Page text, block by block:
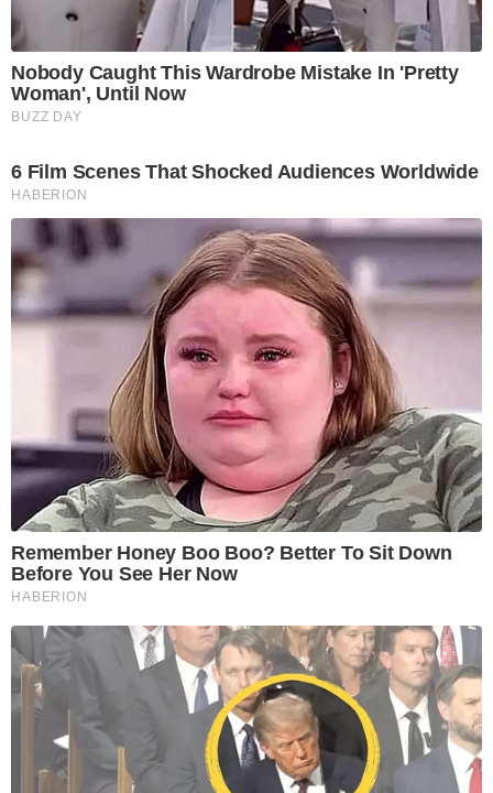
Nobody Caught This Wardrobe Mistake In 'Pretty
Woman', Until Now
BUZZ DAY
6 Film Scenes That Shocked Audiences Worldwide
HABERION
Remember Honey Boo Boo? Better To Sit Down
Before You See Her Now
HABERION